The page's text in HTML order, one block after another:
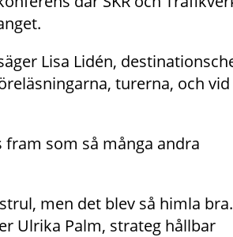
Lisa Lidén,
turerna, och vid
som så många andra
men det blev så himla bra.
Ulrika Palm, strateg hållbar